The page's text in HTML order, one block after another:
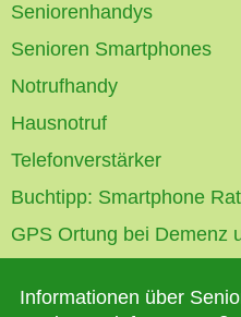
Seniorenhandys
Senioren Smartphones
Notrufhandy
Hausnotruf
Telefonverstärker
Buchtipp: Smartphone
GPS Ortung bei Demenz
Informationen über